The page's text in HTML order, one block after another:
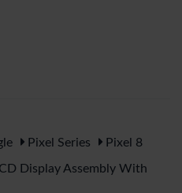
Pixel Series Pixel 8
Display Assembly With